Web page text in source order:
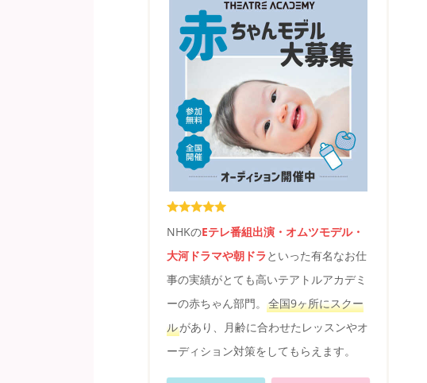
NHKのEテレ番組出演・オムツモデル・
大河ドラマや朝ドラ といった有名なお仕
事の実績がとても高いテアトルアカデミ
ーの赤ちゃん部門。 全国9ヶ所にスクー
ルがあり、月齢に合わせたレッスンやオ
ーディション対策をしてもらえます。